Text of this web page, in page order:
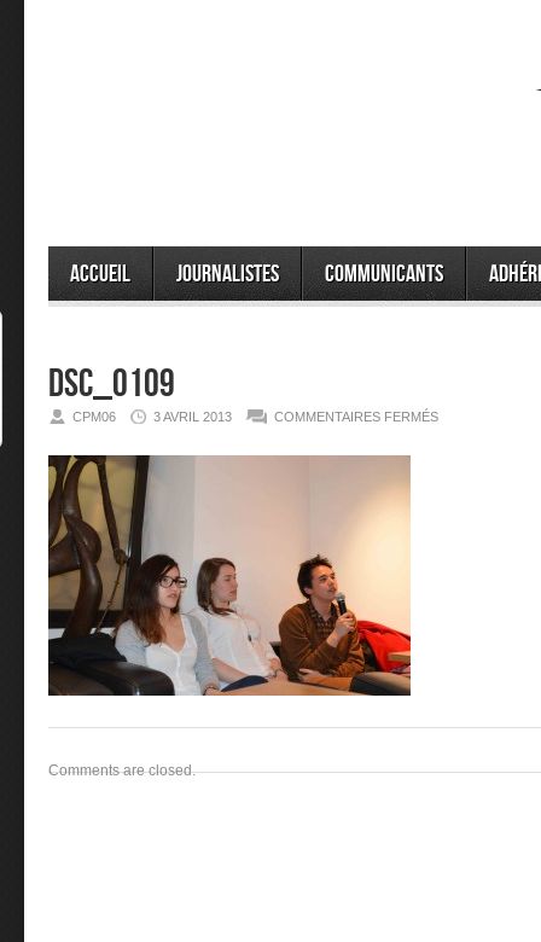
Accueil Journalistes Communicants
DSC_0109
CPM06 3 AVRIL 2013 COMMENTAIRES FERMÉSSUR
Comments are closed.